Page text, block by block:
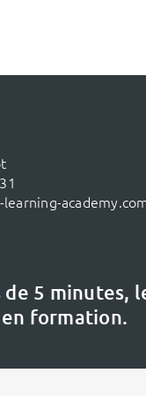
de 5 minutes,
formation.